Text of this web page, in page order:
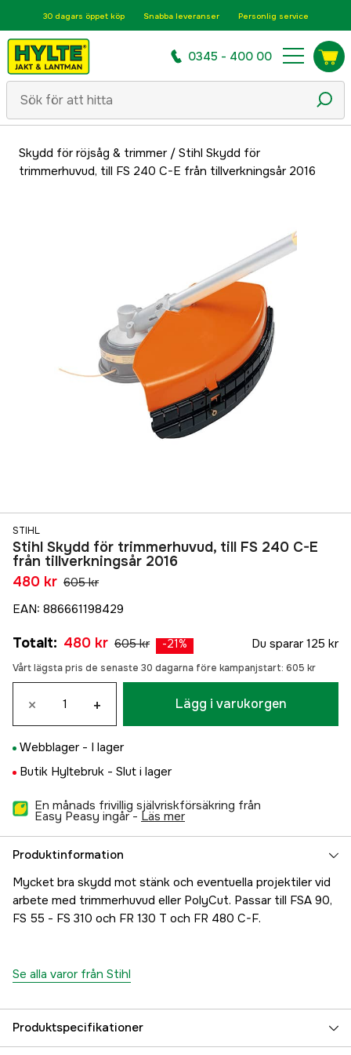
30 dagars öppet köp Snabba leveranser Personlig service
0345 - 400 00
Skydd för röjsåg & trimmer/ Stihl Skydd för
trimmerhuvud, till FS 240 C-E från tillverkningsår 2016
STIHL
Stihl Skydd för trimmerhuvud, till FS 240 C-E
från tillverkningsår 2016
480 kr 605 kr
EAN: 886661198429
Totalt: 480 kr 605 kr -21% Du sparar 125 kr
Vårt lägsta pris de senaste 30 dagarna före kampanjstart: 605 kr
× + Lägg i varukorgen
Webblager - I lager
Butik Hyltebruk - Slut i lager
En månads frivillig självriskförsäkring från
Easy Peasy ingår - läs mer
Produktinformation
Mycket bra skydd mot stänk och eventuella projektiler vid
arbete med trimmerhuvud eller PolyCut. Passar till FSA 90,
FS 55 - FS 310 och FR 130 T och FR 480 C-F.
Se alla varor från Stihl
Produktspecifikationer